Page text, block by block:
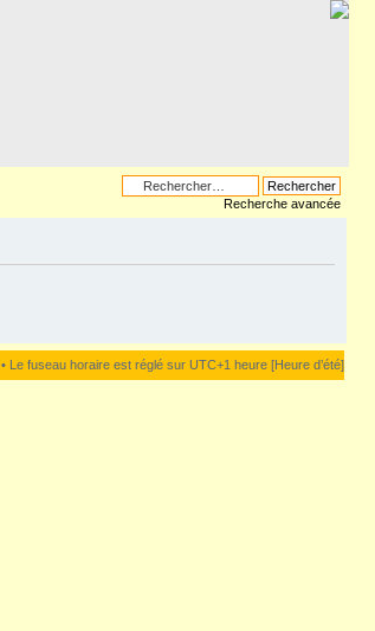
Recherche avancée
• Le fuseau horaire est réglé sur UTC+1 heure [Heure d’été]